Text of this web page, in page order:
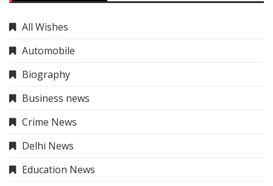
All Wishes
Automobile
Biography
Business news
Crime News
Delhi News
Education News